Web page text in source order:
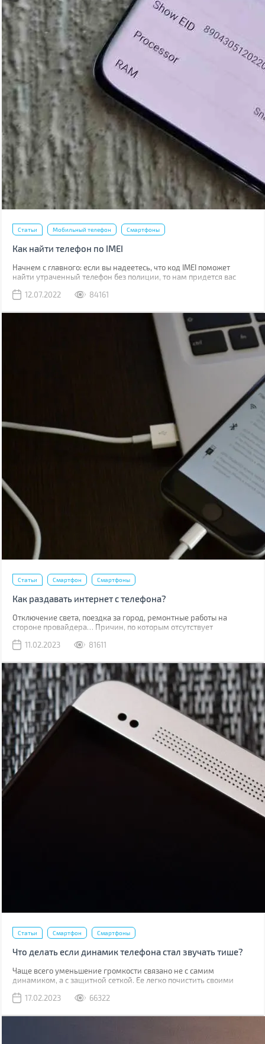
Статьи Мобильный телефон Смартфоны
Как найти телефон по IMEI
Начнем с главного: если вы надеетесь, что код IMEI поможет
найти утраченный телефон без полиции, то нам придется вас
поможет абсолютно. Если его украли, IMEI стоит сообщить
12.07.2022 84161
Статьи Смартфон Смартфоны
Как раздавать интернет с телефона?
Отключение света, поездка за город, ремонтные работы на
стороне провайдера… Причин, по которым отсутствует
может выручить мобильная сеть, конечно, если вы находитесь в
11.02.2023 81611
Статьи Смартфон Смартфоны
Что делать если динамик телефона стал звучать тише?
Чаще всего уменьшение громкости связано не с самим
динамиком, а с защитной сеткой. Ее легко почистить своими
необходимое для этого.
17.02.2023 66322